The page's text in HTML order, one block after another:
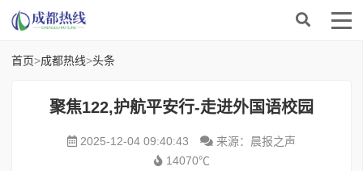
首页>成都热线>头条
聚焦122,护航平安行-走进外国语校园
2025-12-04 09:40:43
来源：晨报之声
14070℃